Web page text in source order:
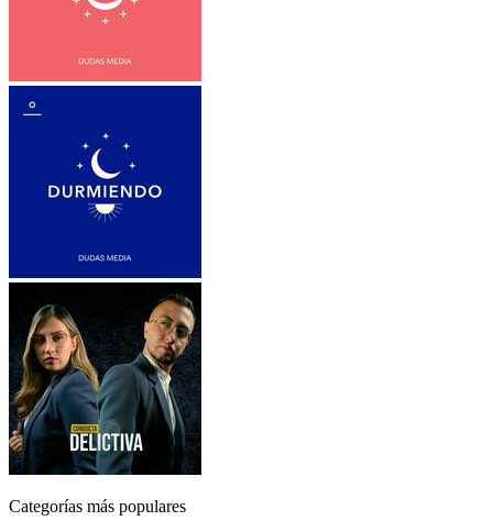
Categorías más populares